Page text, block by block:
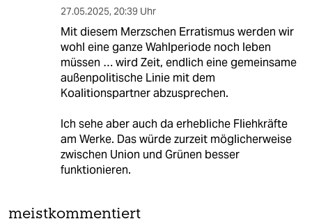
27.05.2025, 20:39 Uhr
Mit diesem Merzschen Erratismus werden wir
wohl eine ganze Wahlperiode noch leben
müssen … wird Zeit, endlich eine gemeinsame
außenpolitische Linie mit dem
Koalitionspartner abzusprechen.
Ich sehe aber auch da erhebliche Fliehkräfte
am Werke. Das würde zurzeit möglicherweise
zwischen Union und Grünen besser
funktionieren.
meistkommentiert